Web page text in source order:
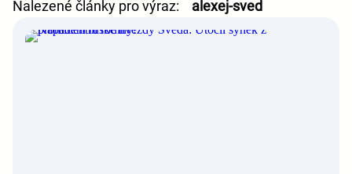
Nalezené články pro výraz: alexej-sved